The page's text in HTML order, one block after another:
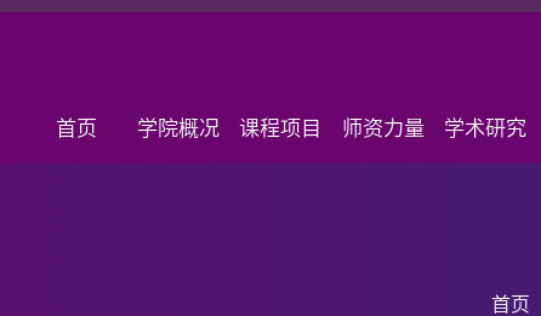
首页 学院概况 课程项目 师资力量 学术研究
首页